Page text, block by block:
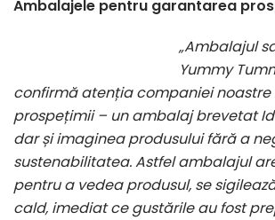
Ambalajele pentru garantarea
„Ambalajul
Yummy
confirmă atenția companiei
prospețimii – un ambalaj brevetat
dar și imaginea produsului fără a
sustenabilitatea. Astfel ambalajul
pentru a vedea produsul, se
cald, imediat ce gustările au fost